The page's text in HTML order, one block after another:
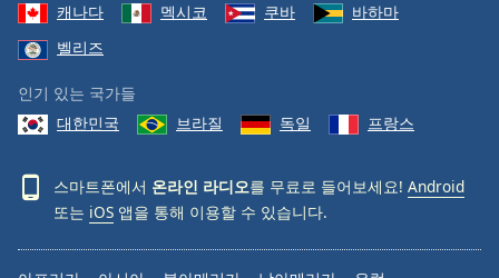
캐나다
멕시코 쿠바
바하마
벨리즈
인기 있는 국가들
대한민국
브라질 독일 프랑스
스마트폰에서 온라인 라디오를 무료로 들어보세요! Android
또는 iOS 앱을 통해 이용할 수 있습니다.